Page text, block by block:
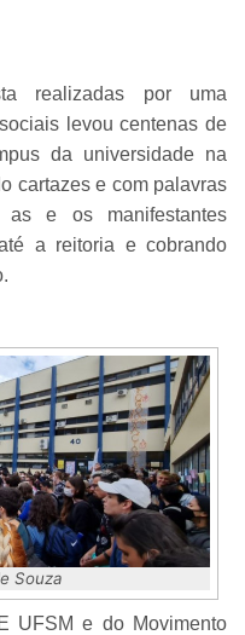
realizadas por uma
levou centenas de
da universidade na
cartazes e com palavras
e os manifestantes
a reitoria e cobrando
Souza
UFSM e do Movimento